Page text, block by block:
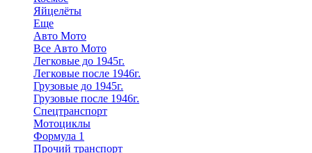
Яйцелёты
Еще
Авто Мото
Все Авто Мото
Легковые до 1945г.
Легковые после 1946г.
Грузовые до 1945г.
Грузовые после 1946г.
Спецтранспорт
Мотоциклы
Формула 1
Прочий транспорт